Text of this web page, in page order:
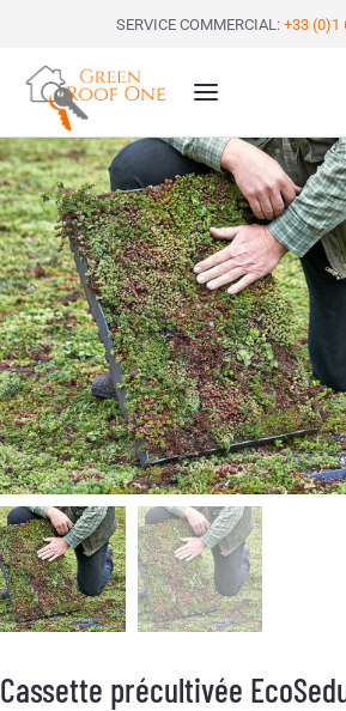
SERVICE COMMERCIAL: +33 (0)1
Cassette précultivée